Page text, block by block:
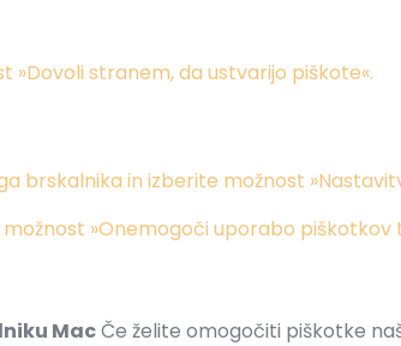
»Dovoli stranem, da ustvarijo piškote«.
brskalnika in izberite možnost
»Onemogoči uporabo
MacČe želite omogočiti piškotke